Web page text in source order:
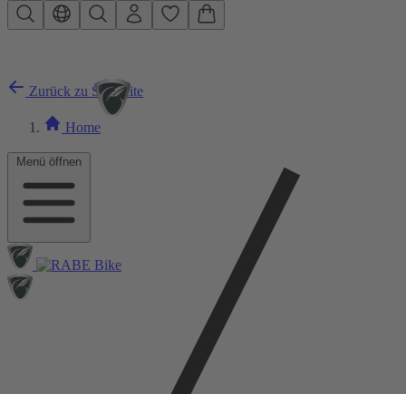
Zum Hauptinhalt springen
Menü öffnen
Zurück zu Startseite
Home